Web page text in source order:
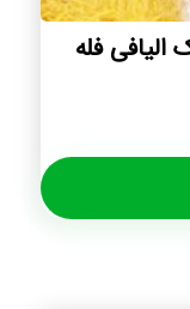
فله